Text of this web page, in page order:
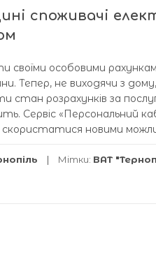
споживачі
своїми особовими
Тепер, не виходячи з
стан розрахунків за
Сервіс «Персональний
скористатися новими
Мітки: ВАТ